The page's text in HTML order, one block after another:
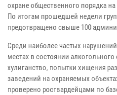
охране общественного порядка
По итогам прошедшей недели
предотвращено свыше 100
Среди наиболее частых
местах в состоянии
хулиганство, попытки хищения
заведений на охраняемых
проверено росгвардейцами по